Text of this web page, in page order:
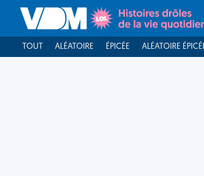
TOUT ALÉATOIRE ÉPICÉE ALÉATOIRE